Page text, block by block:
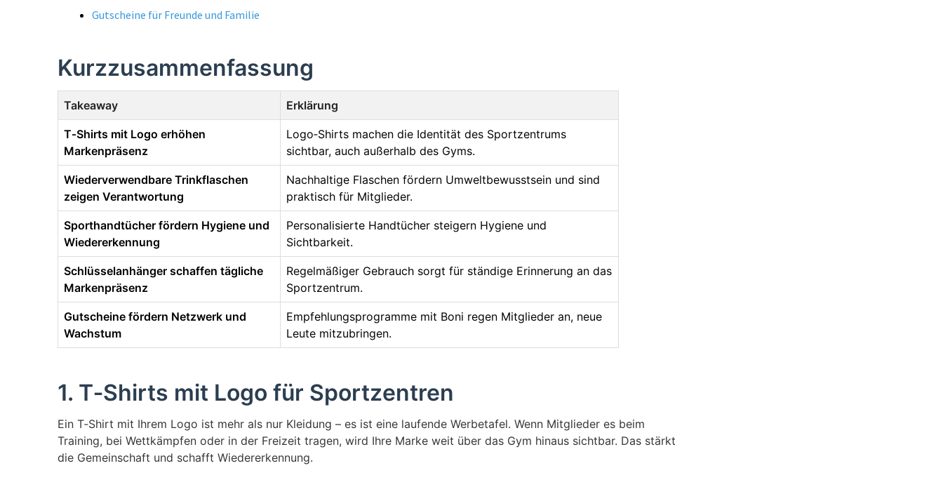
Gutscheine für Freunde und Familie
Kurzzusammenfassung
Takeaway Erklärung
T‑Shirts mit Logo erhöhen
Markenpräsenz
Logo‑Shirts machen die Identität des Sportzentrums
sichtbar, auch außerhalb des Gyms.
Wiederverwendbare Trinkflaschen
zeigen Verantwortung
Nachhaltige Flaschen fördern Umweltbewusstsein und sind
praktisch für Mitglieder.
Sporthandtücher fördern Hygiene und
Wiedererkennung
Personalisierte Handtücher steigern Hygiene und
Sichtbarkeit.
Schlüsselanhänger schaffen tägliche
Markenpräsenz
Regelmäßiger Gebrauch sorgt für ständige Erinnerung an das
Sportzentrum.
Gutscheine fördern Netzwerk und
Wachstum
Empfehlungsprogramme mit Boni regen Mitglieder an, neue
Leute mitzubringen.
1. T‑Shirts mit Logo für Sportzentren
Ein T‑Shirt mit Ihrem Logo ist mehr als nur Kleidung – es ist eine laufende Werbetafel. Wenn Mitglieder es beim
Training, bei Wettkämpfen oder in der Freizeit tragen, wird Ihre Marke weit über das Gym hinaus sichtbar. Das stärkt
die Gemeinschaft und schafft Wiedererkennung.